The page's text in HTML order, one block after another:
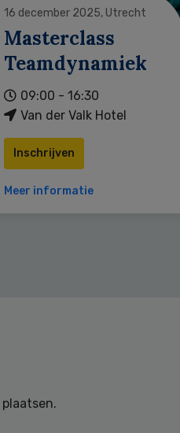
16 december 2025, Utrecht
Masterclass
Teamdynamiek
09:00 - 16:30
Van der Valk Hotel
Inschrijven
Meer informatie